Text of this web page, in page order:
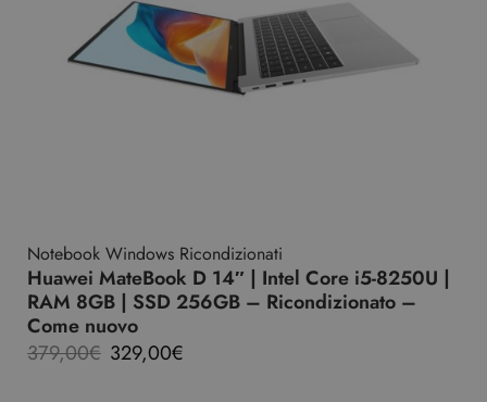
Notebook Windows Ricondizionati
Huawei MateBook D 14″ | Intel Core i5-8250U |
RAM 8GB | SSD 256GB – Ricondizionato –
Come nuovo
379,00€ 329,00€